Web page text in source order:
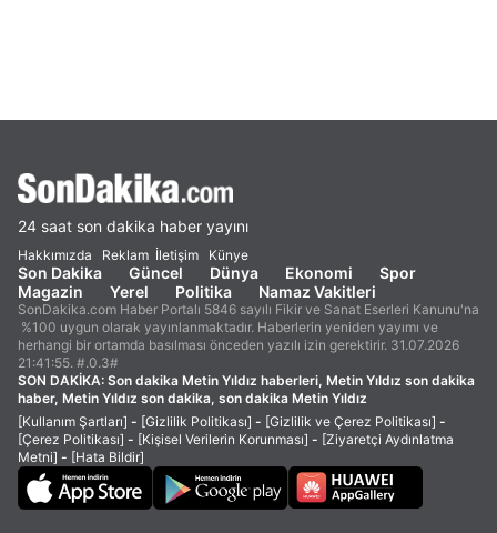
24 saat son dakika haber yayını
Hakkımızda Reklam İletişim Künye
Son Dakika Güncel Dünya Ekonomi
Spor
Magazin
Yerel Politika Namaz Vakitleri
SonDakika.com Haber Portalı 5846 sayılı Fikir ve Sanat Eserleri Kanunu'na
%100 uygun olarak yayınlanmaktadır. Haberlerin yeniden yayımı ve
herhangi bir ortamda basılması önceden yazılı izin gerektirir. 31.07.2026
21:41:55. #.0.3#
SON DAKİKA: Son dakika Metin Yıldız haberleri, Metin Yıldız son dakika
haber, Metin Yıldız son dakika, son dakika Metin Yıldız
[Kullanım Şartları] - [Gizlilik Politikası] - [Gizlilik ve Çerez Politikası] -
[Çerez Politikası] - [Kişisel Verilerin Korunması] - [Ziyaretçi Aydınlatma
Metni] - [Hata Bildir]